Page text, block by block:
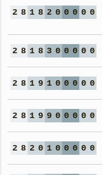
2 8 1 8 2 0 0 0 0 0
2 8 1 8 3 0 0 0 0 0
2 8 1 9 1 0 0 0 0 0
2 8 1 9 9 0 0 0 0 0
2 8 2 0 1 0 0 0 0 0